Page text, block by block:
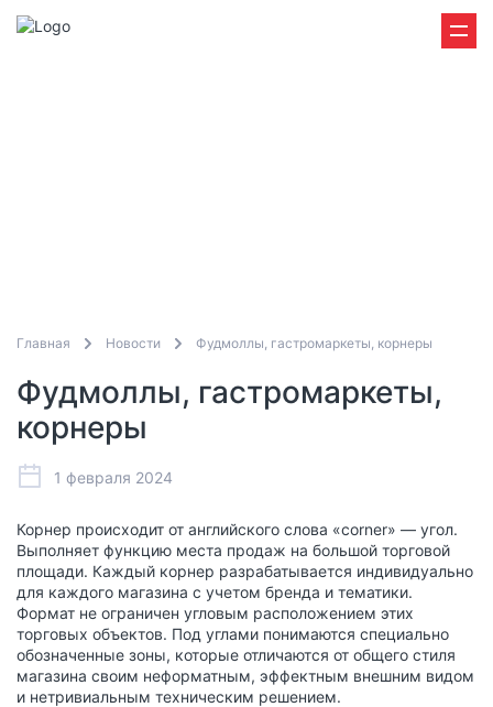
Главная Новости Фудмоллы, гастромаркеты, корнеры
Фудмоллы, гастромаркеты,
корнеры
1 февраля 2024
Корнер происходит от английского слова «corner» — угол.
Выполняет функцию места продаж на большой торговой
площади. Каждый корнер разрабатывается индивидуально
для каждого магазина с учетом бренда и тематики.
Формат не ограничен угловым расположением этих
торговых объектов. Под углами понимаются специально
обозначенные зоны, которые отличаются от общего стиля
магазина своим неформатным, эффектным внешним видом
и нетривиальным техническим решением.